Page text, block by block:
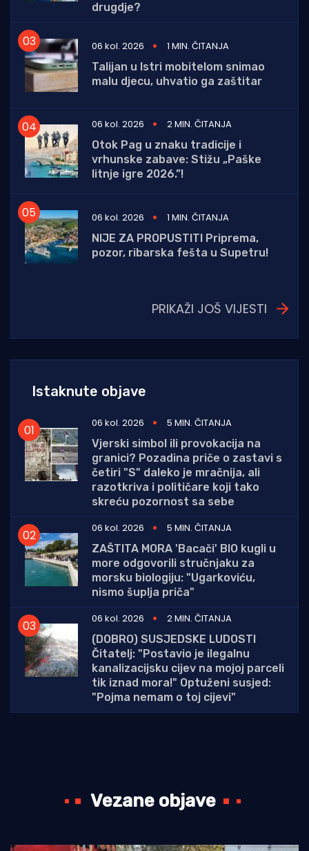
drugdje?
06 kol. 2026
1 MIN. ČITANJA
Talijan u Istri mobitelom snimao
malu djecu, uhvatio ga zaštitar
06 kol. 2026
2 MIN. ČITANJA
Otok Pag u znaku tradicije i
vrhunske zabave: Stižu „Paške
litnje igre 2026.”!
06 kol. 2026
1 MIN. ČITANJA
NIJE ZA PROPUSTITI Priprema,
pozor, ribarska fešta u Supetru!
PRIKAŽI JOŠ VIJESTI
Istaknute objave
06 kol. 2026
5 MIN. ČITANJA
Vjerski simbol ili provokacija na
granici? Pozadina priče o zastavi s
četiri "S" daleko je mračnija, ali
razotkriva i političare koji tako
skreću pozornost sa sebe
06 kol. 2026
5 MIN. ČITANJA
ZAŠTITA MORA 'Bacači' BIO kugli u
more odgovorili stručnjaku za
morsku biologiju: "Ugarkoviću,
nismo šuplja priča"
06 kol. 2026
2 MIN. ČITANJA
(DOBRO) SUSJEDSKE LUDOSTI
Čitatelj: "Postavio je ilegalnu
kanalizacijsku cijev na mojoj parceli
tik iznad mora!" Optuženi susjed:
"Pojma nemam o toj cijevi"
Vezane objave